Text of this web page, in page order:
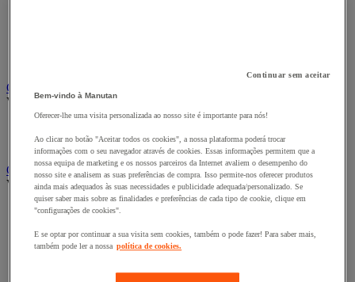
Candeeiro
Ver todas as categorias
Candeeiro de pé
Classificação e arquivo
Ver todas as categorias
Acessórios de arquivo para o escritório
Pasta suspensa
Pastas de arquivo, separadores e bolsas
Continuar sem aceitar
Bem-vindo à Manutan
Oferecer-lhe uma visita personalizada ao nosso site é importante para nós!
Ao clicar no botão "Aceitar todos os cookies", a nossa plataforma poderá trocar
informações com o seu navegador através de cookies. Essas informações permitem que a
nossa equipa de marketing e os nossos parceiros da Internet avaliem o desempenho do
nosso site e analisem as suas preferências de compra. Isso permite-nos oferecer produtos
ainda mais adequados às suas necessidades e publicidade adequada/personalizado. Se
quiser saber mais sobre as finalidades e preferências de cada tipo de cookie, clique em
"configurações de cookies".
E se optar por continuar a sua visita sem cookies, também o pode fazer! Para saber mais,
também pode ler a nossa política de cookies.